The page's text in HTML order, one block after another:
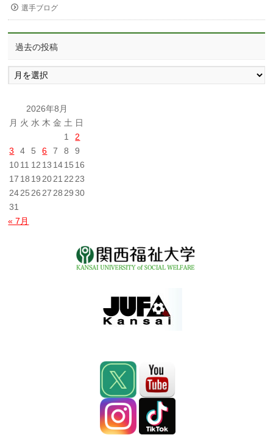
選手ブログ
過去の投稿
過
去
稿
2026年8月
月 火 水 木 金 土 日
1
2
3
4 5 6 7 8
9
1011 12 13 1415 16
17 18 19 2021 22 23
2425 26 27 28 29 30
31
« 7月